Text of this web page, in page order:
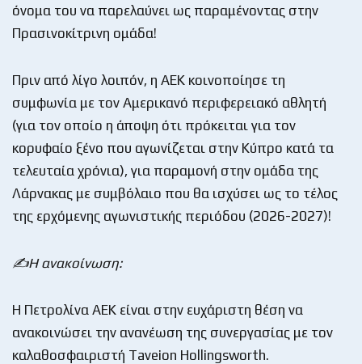
όνομα του να παρελαύνει ως παραμένοντας στην
Πρασινοκίτρινη ομάδα!
Πριν από λίγο λοιπόν, η ΑΕΚ κοινοποίησε τη
συμφωνία με τον Αμερικανό περιφερειακό αθλητή
(για τον οποίο η άποψη ότι πρόκειται για τον
κορυφαίο ξένο που αγωνίζεται στην Κύπρο κατά τα
τελευταία χρόνια), για παραμονή στην ομάδα της
Λάρνακας με συμβόλαιο που θα ισχύσει ως το τέλος
της ερχόμενης αγωνιστικής περιόδου (2026-2027)!
✍️Η ανακοίνωση:
Η Πετρολίνα ΑΕΚ είναι στην ευχάριστη θέση να
ανακοινώσει την ανανέωση της συνεργασίας με τον
καλαθοσφαιριστή Taveion Hollingsworth.